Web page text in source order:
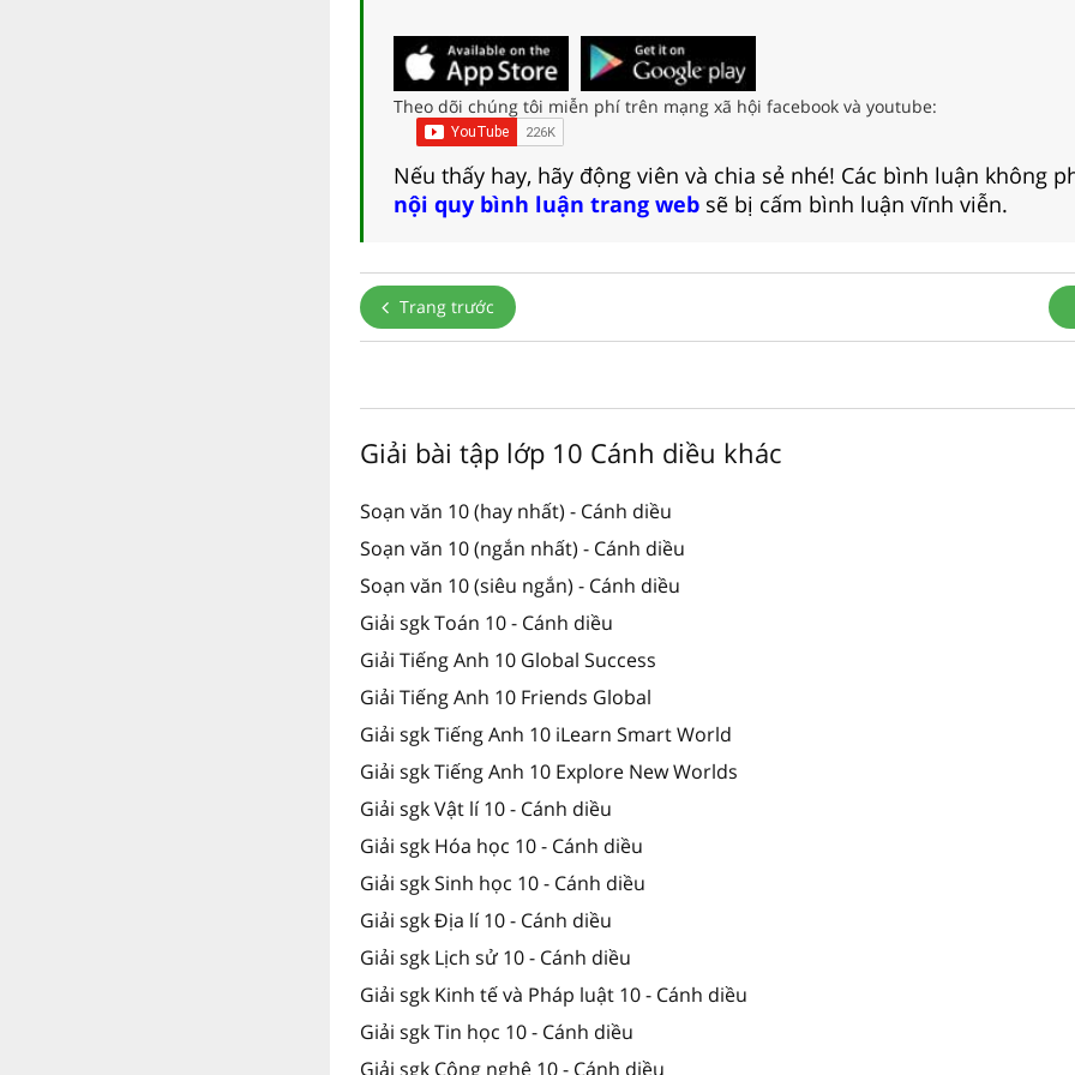
Theo dõi chúng tôi miễn phí trên mạng xã hội facebook và youtube:
Nếu thấy hay, hãy động viên và chia sẻ nhé! Các bình luận không
nội quy bình luận trang web sẽ bị cấm bình luận vĩnh viễn.
Trang trước
Giải bài tập lớp 10 Cánh diều khác
Soạn văn 10 (hay nhất) - Cánh diều
Soạn văn 10 (ngắn nhất) - Cánh diều
Soạn văn 10 (siêu ngắn) - Cánh diều
Giải sgk Toán 10 - Cánh diều
Giải Tiếng Anh 10 Global Success
Giải Tiếng Anh 10 Friends Global
Giải sgk Tiếng Anh 10 iLearn Smart World
Giải sgk Tiếng Anh 10 Explore New Worlds
Giải sgk Vật lí 10 - Cánh diều
Giải sgk Hóa học 10 - Cánh diều
Giải sgk Sinh học 10 - Cánh diều
Giải sgk Địa lí 10 - Cánh diều
Giải sgk Lịch sử 10 - Cánh diều
Giải sgk Kinh tế và Pháp luật 10 - Cánh diều
Giải sgk Tin học 10 - Cánh diều
Giải sgk Công nghệ 10 - Cánh diều